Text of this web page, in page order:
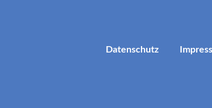
Datenschutz